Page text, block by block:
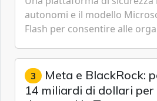
autonomi e il modello
Flash per consentire alle
gestione continua del rischio.
3 Meta e BlackRock:
14 miliardi di dollari per